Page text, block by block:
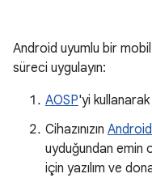
Android uyumlu bir
süreci uygulayın:
AOSP'yi kullanarak
Cihazınızın
uyduğundan emin
için yazılım ve